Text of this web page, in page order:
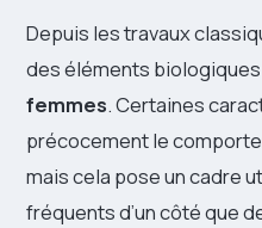
Depuis les travaux
des éléments
femmes. Certaines
précocement le
mais cela pose un cadre
fréquents d’un côté que